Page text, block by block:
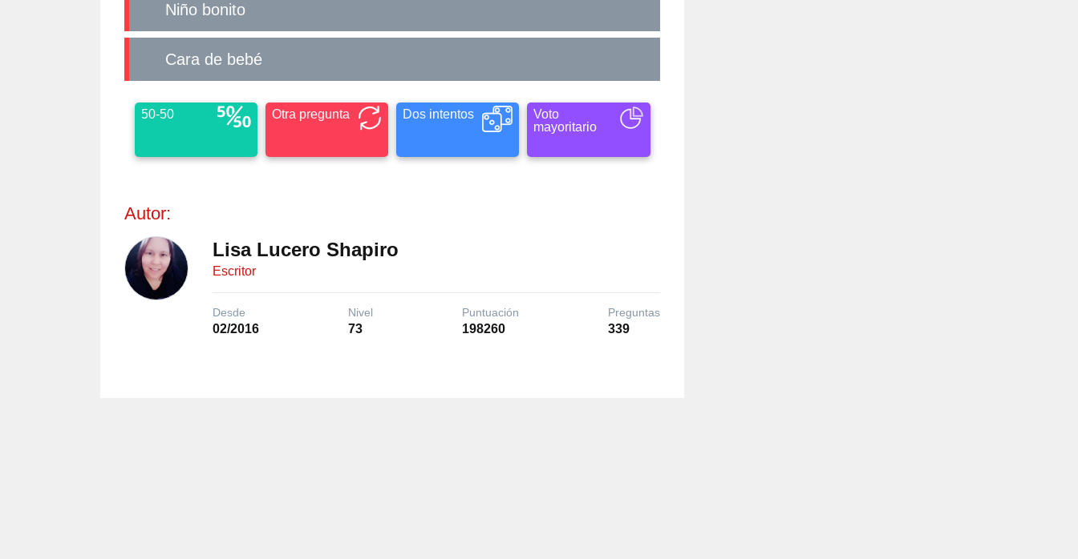
Niño bonito
Cara de bebé
50-50 Otra pregunta Dos intentos
Voto
mayoritario
Autor:
Lisa Lucero Shapiro
Escritor
Desde
02/2016
Nivel
73
Puntuación
198260
Preguntas
339